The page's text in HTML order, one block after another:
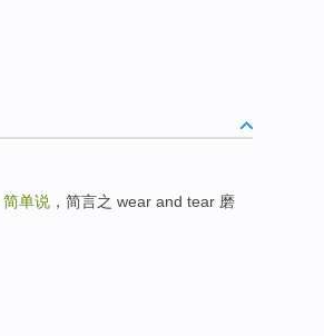
简单说 ，简言之 wear and tear 磨